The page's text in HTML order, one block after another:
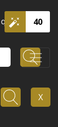
40
procura.
X